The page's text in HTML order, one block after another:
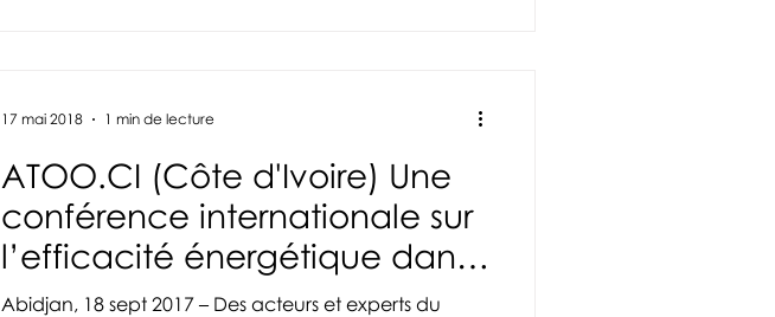
ATOO.CI (Côte d'Ivoire) Une
conférence internationale sur
l’efficacité énergétique dans
le bâtiment
Abidjan, 18 sept 2017 – Des acteurs et experts du
17 mai 2018 1 min de lecture